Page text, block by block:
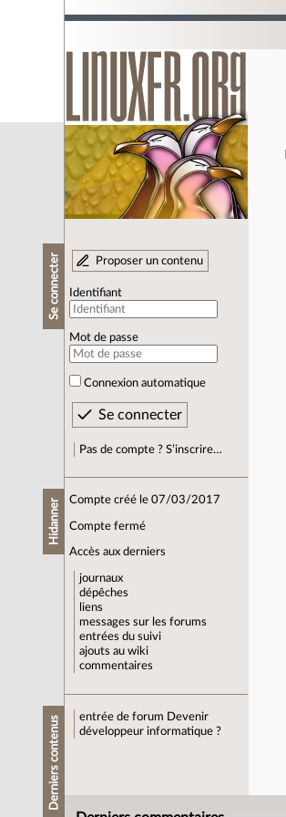
Se connecter Proposer un contenu
Identifiant
Mot de passe
Connexion automatique
Pas de compte ? S’inscrire…
Hidanner Compte créé le 07/03/2017
Compte fermé
Accès aux derniers
journaux
dépêches
liens
messages sur les forums
entrées du suivi
ajouts au wiki
commentaires
Derniers contenus entrée de forum Devenir
développeur informatique ?